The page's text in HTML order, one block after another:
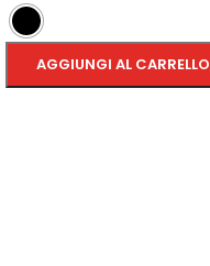
AGGIUNGI AL CARRELLO